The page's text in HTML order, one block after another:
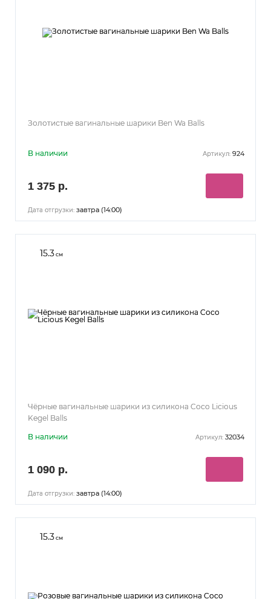
Золотистые вагинальные шарики Ben Wa Balls
В наличии Артикул: 924
1 375 р.
Дата отгрузки: завтра (14:00)
15.3см
Чёрные вагинальные шарики из силикона Coco Licious
Kegel Balls
В наличии Артикул: 32034
1 090 р.
Дата отгрузки: завтра (14:00)
15.3см